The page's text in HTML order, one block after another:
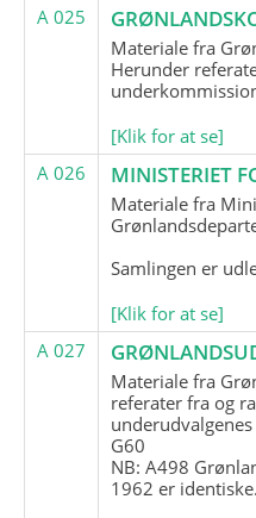
A 025
Materiale fra
Herunder
[Klik for at se]
A 026
MINISTERIET
Materiale fra
Samlingen er
[Klik for at se]
A 027
Materiale fra
referater fra og
G60
NB: A498
1962 er identiske.